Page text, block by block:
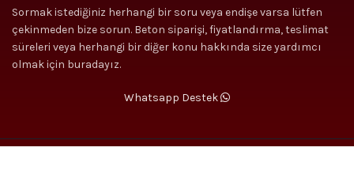
Sormak istediğiniz herhangi bir soru veya endişe varsa lütfen
çekinmeden bize sorun. Beton siparişi, fiyatlandırma, teslimat
süreleri veya herhangi bir diğer konu hakkında size yardımcı
olmakiçin buradayız.
Whatsapp Destek